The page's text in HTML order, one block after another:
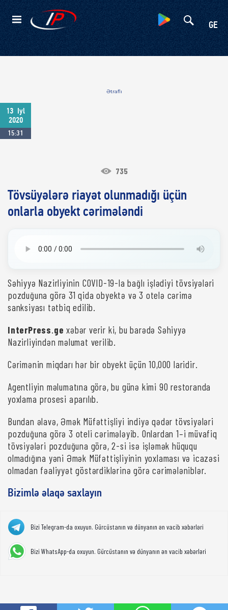
GE
Kateqoriyalar
Ətraflı
13
Iyl
2020
15:31
735
Tövsüyələrə riayət olunmadığı üçün
onlarla obyekt cərimələndi
Səhiyyə Nazirliyinin COVID-19-la bağlı işlədiyi tövsiyələri
pozduğuna görə 31 qida obyektə və 3 otelə cərimə
sanksiyası tətbiq edilib.
InterPress.ge xəbər verir ki, bu barədə Səhiyyə
Nazirliyindən məlumat verilib.
Cərimənin miqdarı hər bir obyekt üçün 10,000 laridir.
Agentliyin məlumatına görə, bu günə kimi 90 restoranda
yoxlama prosesi aparılıb.
Bundan əlavə, Əmək Müfəttişliyi indiyə qədər tövsiyələri
pozduğuna görə 3 oteli cərimələyib. Onlardan 1–i müvafiq
tövsiyələri pozduğuna görə, 2-si isə işləmək hüququ
olmadığına yəni Əmək Müfəttişliyinin yoxlaması və icazəsi
olmadan fəaliyyət göstərdiklərinə görə cərimələniblər.
Bizimlə əlaqə saxlayın
Bizi Telegram-da oxuyun. Gürcüstanın və dünyanın ən vacib xəbərləri
Bizi WhatsApp-da oxuyun. Gürcüstanın və dünyanın ən vacib xəbərləri